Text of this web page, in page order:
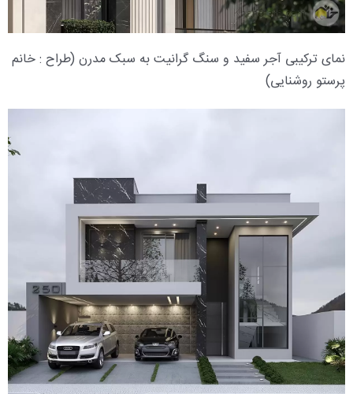
نمای ترکیبی آجر سفید و سنگ گرانیت به سبک مدرن (طراح : خانم
پرستو روشنایی)